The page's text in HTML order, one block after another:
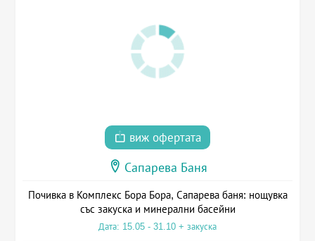
виж офертата
Сапарева Баня
Почивка в Комплекс Бора Бора, Сапарева баня: нощувка
със закуска и минерални басейни
Дата: 15.05 - 31.10 + закуска